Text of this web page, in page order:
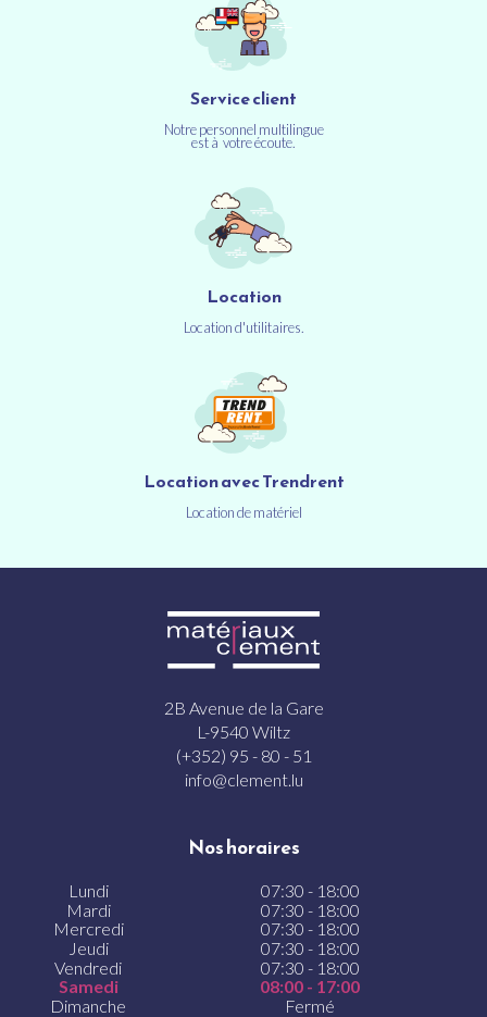
Service client
Notre personnel multilingue
est à votre écoute.
Location
Location d'utilitaires.
Location avec Trendrent
Location de matériel
2B Avenue de la Gare
L-9540 Wiltz
(+352) 95 - 80 - 51
info@clement.lu
Nos horaires
Lundi
07:30 - 18:00
Mardi
07:30 - 18:00
Mercredi
07:30 - 18:00
Jeudi
07:30 - 18:00
Vendredi
07:30 - 18:00
Samedi
08:00 - 17:00
Dimanche
Fermé